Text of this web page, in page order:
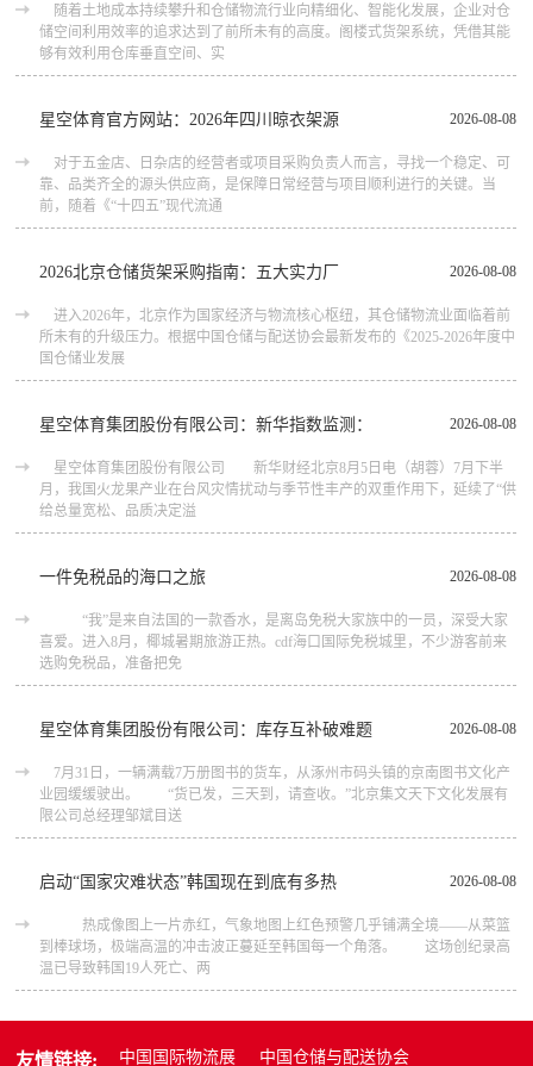
随着土地成本持续攀升和仓储物流行业向精细化、智能化发展，企业对仓
储空间利用效率的追求达到了前所未有的高度。阁楼式货架系统，凭借其能
够有效利用仓库垂直空间、实
2026-08-08
星空体育官方网站：2026年四川晾衣架源
对于五金店、日杂店的经营者或项目采购负责人而言，寻找一个稳定、可
靠、品类齐全的源头供应商，是保障日常经营与项目顺利进行的关键。当
前，随着《“十四五”现代流通
2026-08-08
2026北京仓储货架采购指南：五大实力厂
进入2026年，北京作为国家经济与物流核心枢纽，其仓储物流业面临着前
所未有的升级压力。根据中国仓储与配送协会最新发布的《2025-2026年度中
国仓储业发展
2026-08-08
星空体育集团股份有限公司：新华指数监测：
星空体育集团股份有限公司 新华财经北京8月5日电（胡蓉）7月下半
月，我国火龙果产业在台风灾情扰动与季节性丰产的双重作用下，延续了“供
给总量宽松、品质决定溢
2026-08-08
一件免税品的海口之旅
“我”是来自法国的一款香水，是离岛免税大家族中的一员，深受大家
喜爱。进入8月，椰城暑期旅游正热。cdf海口国际免税城里，不少游客前来
选购免税品，准备把免
2026-08-08
星空体育集团股份有限公司：库存互补破难题
7月31日，一辆满载7万册图书的货车，从涿州市码头镇的京南图书文化产
业园缓缓驶出。 “货已发，三天到，请查收。”北京集文天下文化发展有
限公司总经理邹斌目送
2026-08-08
启动“国家灾难状态”韩国现在到底有多热
热成像图上一片赤红，气象地图上红色预警几乎铺满全境——从菜篮
到棒球场，极端高温的冲击波正蔓延至韩国每一个角落。 这场创纪录高
温已导致韩国19人死亡、两
友情链接: 中国国际物流展 中国仓储与配送协会